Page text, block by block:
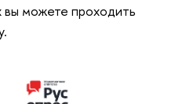
можете проходить